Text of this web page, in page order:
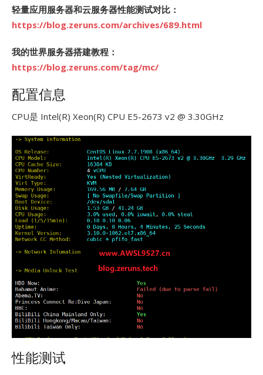
轻量应用服务器和云服务器性能测试对比：
https://blog.zeruns.com/archives/689.html
我的世界服务器搭建教程：
https://blog.zeruns.com/tag/mc/
配置信息
CPU是 Intel(R) Xeon(R) CPU E5-2673 v2 @ 3.30GHz
性能测试